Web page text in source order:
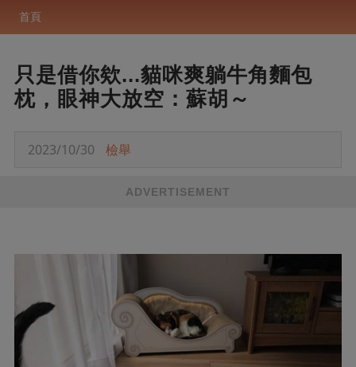
首頁
只是借你欸...貓咪爽躺牛角麵包
枕，眼神大放空：蘇胡～
2023/10/30 檢舉
ADVERTISEMENT